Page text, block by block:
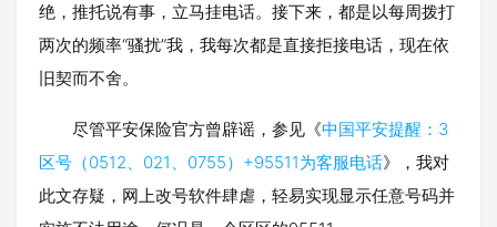
绝，推托说有事，立马挂电话。接下来，都是以每周拨打
两次的频率“骚扰”我，我每次都是直接拒接电话，现在依
旧契而不舍。
尽管平安保险官方曾辟谣，参见《中国平安提醒：3
区号（0512、021、0755）+95511为客服电话》，我对
此文存疑，网上改号软件肆虐，轻易实现显示任意号码并